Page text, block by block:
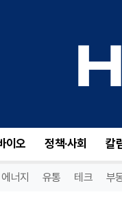
이오 정책·사회 칼
에너지 유통 테크 부